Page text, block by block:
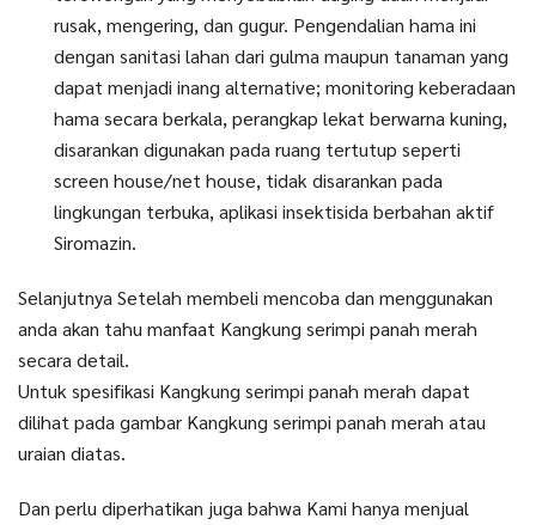
rusak, mengering, dan gugur. Pengendalian hama ini
dengan sanitasi lahan dari gulma maupun tanaman yang
dapat menjadi inang alternative; monitoring keberadaan
hama secara berkala, perangkap lekat berwarna kuning,
disarankan digunakan pada ruang tertutup seperti
screen house/net house, tidak disarankan pada
lingkungan terbuka, aplikasi insektisida berbahan aktif
Siromazin.
Selanjutnya Setelah membeli mencoba dan menggunakan
anda akan tahu manfaat Kangkung serimpi panah merah
secara detail.
Untuk spesifikasi Kangkung serimpi panah merah dapat
dilihat pada gambar Kangkung serimpi panah merah atau
uraian diatas.
Dan perlu diperhatikan juga bahwa Kami hanya menjual